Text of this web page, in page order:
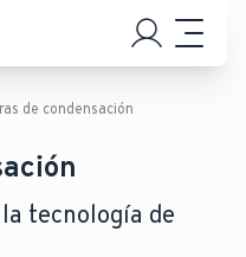
de condensación
tecnología de